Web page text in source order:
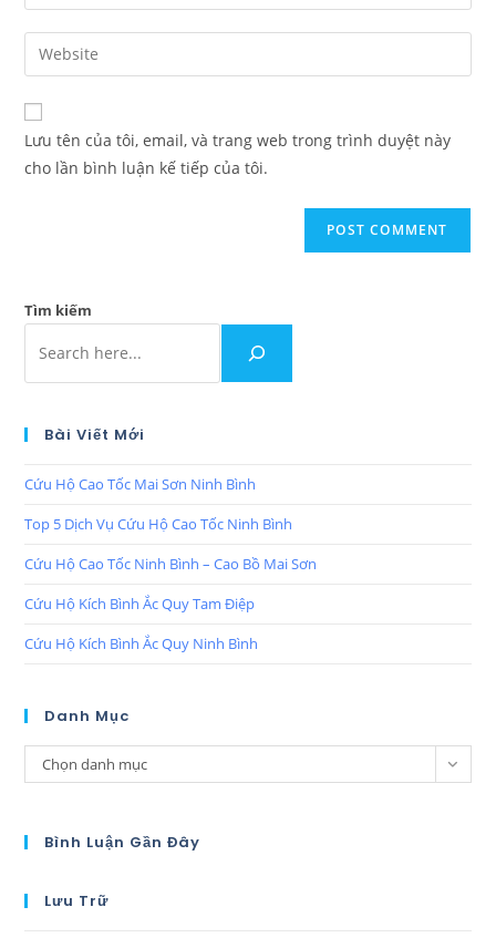
Lưu tên của tôi, email, và trang web trong trình duyệt này
cho lần bình luận kế tiếp của tôi.
Tìm kiếm
Bài Viết Mới
Cứu Hộ Cao Tốc Mai Sơn Ninh Bình
Top 5 Dịch Vụ Cứu Hộ Cao Tốc Ninh Bình
Cứu Hộ Cao Tốc Ninh Bình – Cao Bồ Mai Sơn
Cứu Hộ Kích Bình Ắc Quy Tam Điệp
Cứu Hộ Kích Bình Ắc Quy Ninh Bình
Danh Mục
Chọn danh mục
Bình Luận Gần Đây
Lưu Trữ